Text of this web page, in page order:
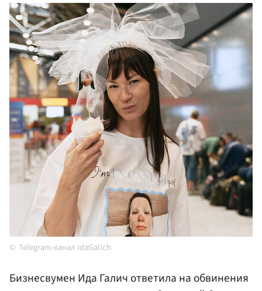
Telegram-канал IdaGalich
Бизнесвумен Ида Галич ответила на обвинения